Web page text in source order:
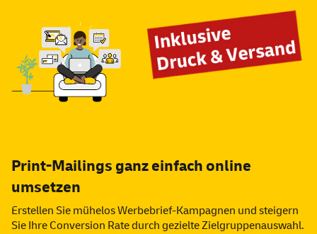
Print-Mailings ganz einfach online
umsetzen
Erstellen Sie mühelos Werbebrief-Kampagnen und steigern
Sie Ihre Conversion Rate durch gezielte Zielgruppenauswahl.